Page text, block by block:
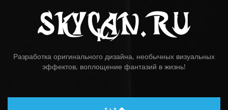
Разработка оригинального дизайна, необычных визуальных
эффектов, воплощение фантазий в жизнь!